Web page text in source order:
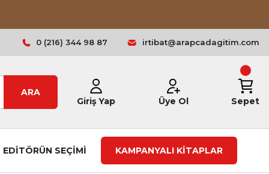
0 (216) 344 98 87 irtibat@arapcadagitim.com
ARA
Giriş Yap
Üye Ol Sepet
EDİTÖRÜN SEÇİMİ KAMPANYALI KİTAPLAR